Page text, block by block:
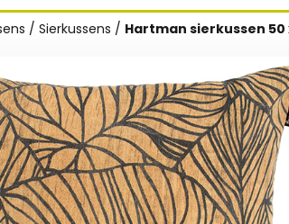
t
e
o
e
k
e
n
/ Sierkussens / Hartman sierkussen 50